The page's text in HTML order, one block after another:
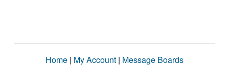
Home | My Account | Message Boards